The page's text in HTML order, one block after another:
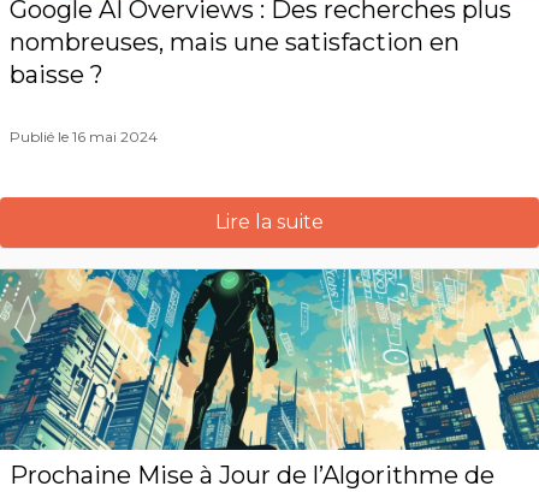
Google AI Overviews : Des recherches plus
nombreuses, mais une satisfaction en
baisse ?
Publié le 16 mai 2024
Lire la suite
Prochaine Mise à Jour de l’Algorithme de